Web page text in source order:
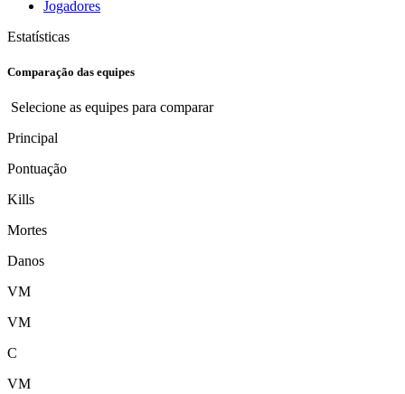
Jogadores
Estatísticas
Comparação das equipes
Selecione as equipes para comparar
Principal
Pontuação
Kills
Mortes
Danos
VM
VM
C
VM